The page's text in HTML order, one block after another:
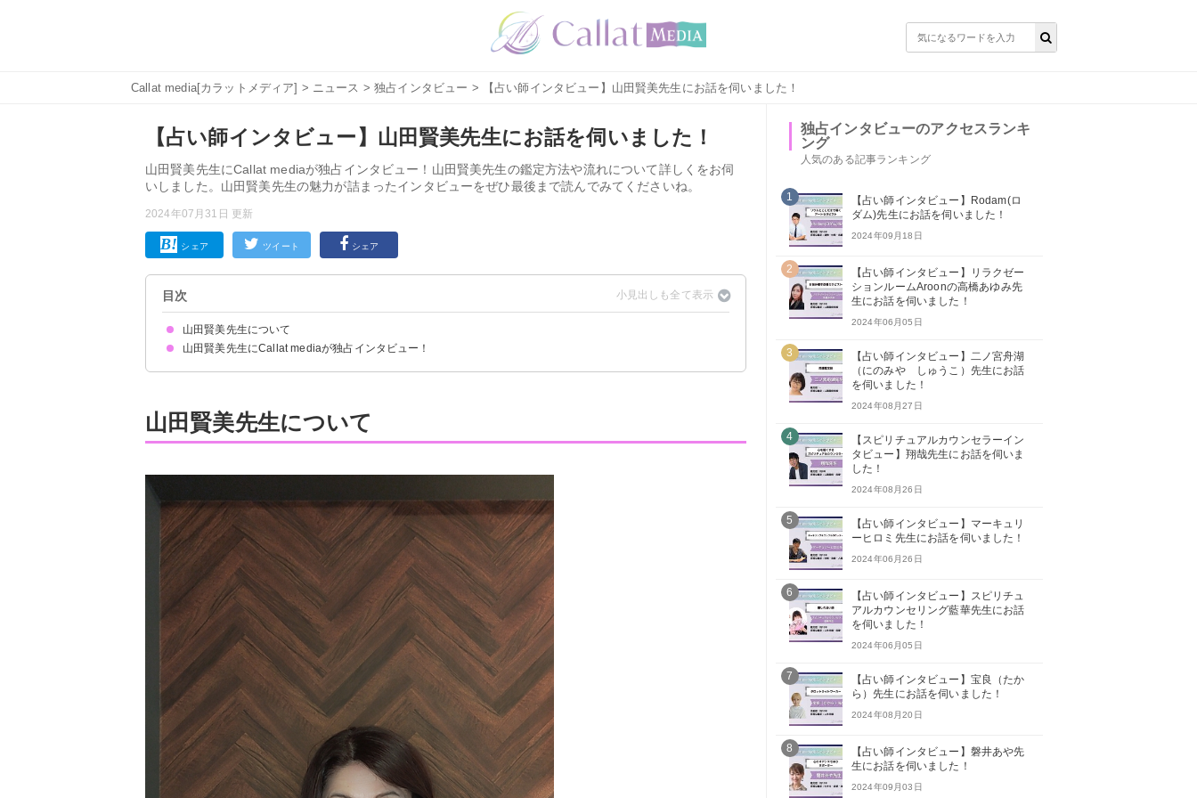
Callat media[カラットメディア] > ニュース >独占インタビュー > 【占い師インタビュー】山田賢美先生にお話を伺いました！
【占い師インタビュー】山田賢美先生にお話を伺いました！
山田賢美先生にCallat mediaが独占インタビュー！山田賢美先生の鑑定方法や流れについて詳しくをお伺
いしました。山田賢美先生の魅力が詰まったインタビューをぜひ最後まで読んでみてくださいね。
2024年07月31日 更新
シェア ツイート シェア
目次
山田賢美先生について
山田賢美先生にCallat mediaが独占インタビュー！
山田賢美先生について
独占インタビューのアクセスランキ
ング
人気のある記事ランキング
1
【占い師インタビュー】Rodam(ロ
ダム)先生にお話を伺いました！
2024年09月18日
2
【占い師インタビュー】リラクゼー
ションルームAroonの高橋あゆみ先
生にお話を伺いました！
2024年06月05日
3
【占い師インタビュー】二ノ宮舟湖
（にのみや しゅうこ）先生にお話
を伺いました！
2024年08月27日
4
【スピリチュアルカウンセラーイン
タビュー】翔哉先生にお話を伺いま
した！
2024年08月26日
5
【占い師インタビュー】マーキュリ
ーヒロミ先生にお話を伺いました！
2024年06月26日
6
【占い師インタビュー】スピリチュ
アルカウンセリング藍華先生にお話
を伺いました！
2024年06月05日
7
【占い師インタビュー】宝良（たか
ら）先生にお話を伺いました！
2024年08月20日
8
【占い師インタビュー】磐井あや先
生にお話を伺いました！
2024年09月03日